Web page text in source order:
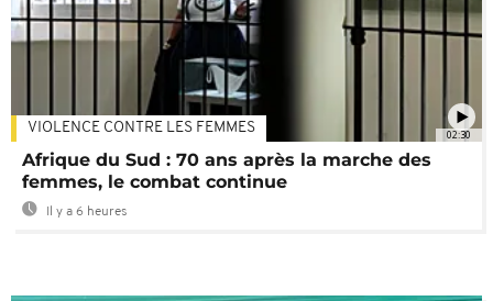
02:30
VIOLENCE CONTRE LES FEMMES
Afrique du Sud : 70 ans après la marche des
femmes, le combat continue
Il y a 6 heures